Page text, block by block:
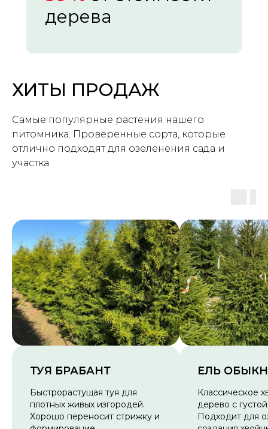
дерева
ХИТЫ ПРОДАЖ
Самые популярные растения нашего
питомника. Проверенные сорта, которые
отлично подходят для озеленения сада и
участка.
ТУЯ БРАБАНТ
Быстрорастущая туя для
плотных живых изгородей.
Хорошо переносит стрижку и
ЕЛЬ
Классическое
дерево с
Подходит для